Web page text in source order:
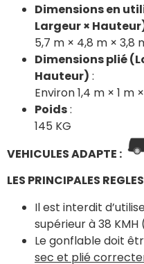
Dimensions en
Largeur ×
5,7 m × 4,8 m × 3,8
Dimensions plié
Hauteur) :
Environ 1,4 m × 1 m
Poids:
145 KG
VEHICULES ADAPTE :
LES PRINCIPALES
Il est interdit
supérieur à 38
Le gonflable doit
sec et plié